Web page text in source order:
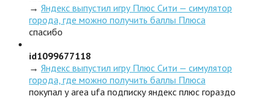
→ Яндекс выпустил игру Плюс Сити — симулятор
города, где можно получить баллы Плюса
спасибо
id1099677118
→ Яндекс выпустил игру Плюс Сити — симулятор
города, где можно получить баллы Плюса
покупал у area ufa подписку яндекс плюс гораздо